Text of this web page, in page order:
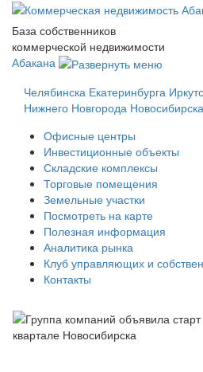
База собственников
коммерческой недвижимости
Абакана
Челябинска Екатеринбурга
Нижнего Новгорода Новосибирска
Офисные центры
Инвестиционные объекты
Складские комплексы
Торговые помещения
Земельные участки
Посмотреть на карте
Полезная информация
Аналитика рынка
Клуб управляющих и
Контакты